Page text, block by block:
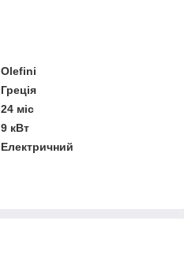
Olefini
Греція
24 міс
9 кВт
Електричний